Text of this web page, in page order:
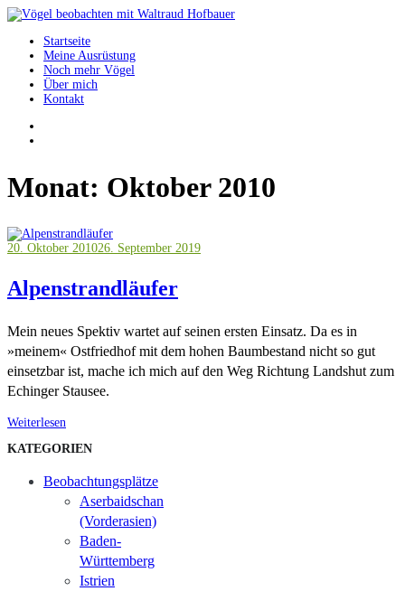
Springe
Inhalt
Vögel beobachten mit Waltraud Hofbauer
Startseite
Meine Ausrüstung
Noch mehr Vögel
Über mich
Kontakt
Monat: Oktober 2010
20. Oktober 201026. September 2019
Alpenstrandläufer
Mein neues Spektiv wartet auf seinen ersten Einsatz. Da es in
»meinem« Ostfriedhof mit dem hohen Baumbestand nicht so gut
einsetzbar ist, mache ich mich auf den Weg Richtung Landshut zum
Echinger Stausee.
Weiterlesen
KATEGORIEN
Beobachtungsplätze
Aserbaidschan
(Vorderasien)
Baden-
Württemberg
Istrien